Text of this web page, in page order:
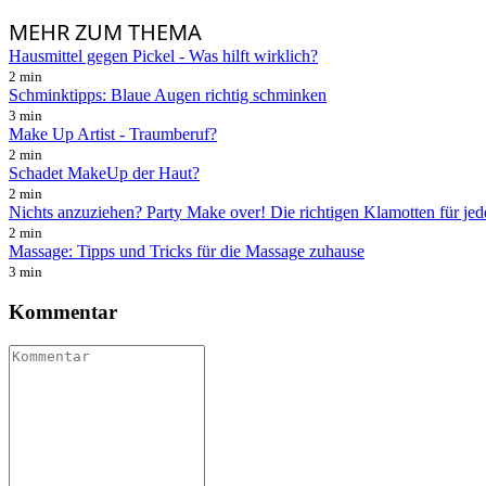
MEHRZUM THEMA
Hausmittel gegen Pickel - Was hilft wirklich?
2 min
Schminktipps: Blaue Augen richtig schminken
3 min
Make Up Artist - Traumberuf?
2 min
Schadet MakeUp der Haut?
2 min
Nichts anzuziehen? Party Make over! Die richtigen Klamotten für
2 min
Massage: Tipps und Tricks für die Massage zuhause
3 min
Kommentar